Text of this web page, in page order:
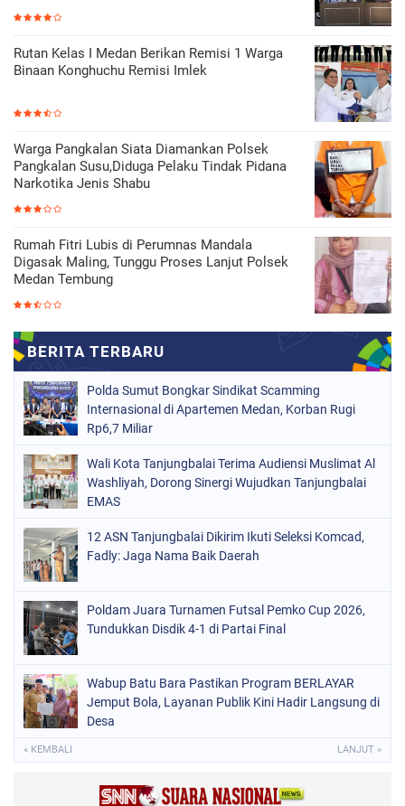
Rutan Kelas I Medan Berikan Remisi 1 Warga
Binaan Konghuchu Remisi Imlek
Warga Pangkalan Siata Diamankan Polsek
Pangkalan Susu,Diduga Pelaku Tindak Pidana
Narkotika Jenis Shabu
Rumah Fitri Lubis di Perumnas Mandala
Digasak Maling, Tunggu Proses Lanjut Polsek
Medan Tembung
Polda Sumut Bongkar Sindikat Scamming
Internasional di Apartemen Medan, Korban Rugi
Rp6,7 Miliar
Wali Kota Tanjungbalai Terima Audiensi Muslimat Al
Washliyah, Dorong Sinergi Wujudkan Tanjungbalai
EMAS
12 ASN Tanjungbalai Dikirim Ikuti Seleksi Komcad,
Fadly: Jaga Nama Baik Daerah
Poldam Juara Turnamen Futsal Pemko Cup 2026,
Tundukkan Disdik 4-1 di Partai Final
Wabup Batu Bara Pastikan Program BERLAYAR
Jemput Bola, Layanan Publik Kini Hadir Langsung di
Desa
« KEMBALI LANJUT »